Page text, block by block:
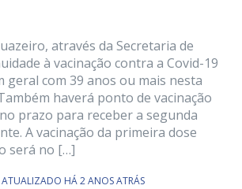
através da Secretaria de
à vacinação contra a Covid-19
geral com 39 anos ou mais nesta
haverá ponto de vacinação
prazo para receber a segunda
A vacinação da primeira dose
será no […]
ATUALIZADO HÁ 2 ANOS ATRÁS